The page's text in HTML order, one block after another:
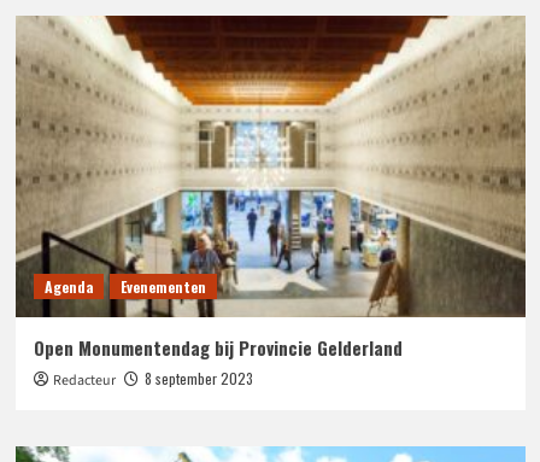
Agenda Evenementen
Open Monumentendag bij Provincie Gelderland
Redacteur 8 september 2023